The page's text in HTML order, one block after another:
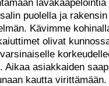
puolella ja
Kävimme
olivat
Aikaa asiakkaiden
kautta virittämään.